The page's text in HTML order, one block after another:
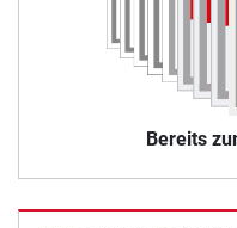
Bereits